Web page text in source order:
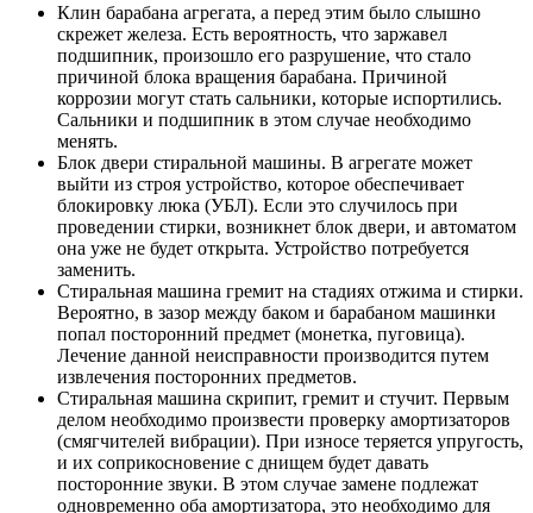
Клин барабана агрегата, а перед этим было слышно
скрежет железа. Есть вероятность, что заржавел
подшипник, произошло его разрушение, что стало
причиной блока вращения барабана. Причиной
коррозии могут стать сальники, которые испортились.
Сальники и подшипник в этом случае необходимо
менять.
Блок двери стиральной машины. В агрегате может
выйти из строя устройство, которое обеспечивает
блокировку люка (УБЛ). Если это случилось при
проведении стирки, возникнет блок двери, и автоматом
она уже не будет открыта. Устройство потребуется
заменить.
Стиральная машина гремит на стадиях отжима и стирки.
Вероятно, в зазор между баком и барабаном машинки
попал посторонний предмет (монетка, пуговица).
Лечение данной неисправности производится путем
извлечения посторонних предметов.
Стиральная машина скрипит, гремит и стучит. Первым
делом необходимо произвести проверку амортизаторов
(смягчителей вибрации). При износе теряется упругость,
и их соприкосновение с днищем будет давать
посторонние звуки. В этом случае замене подлежат
одновременно оба амортизатора, это необходимо для